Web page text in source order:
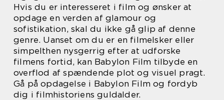
Hvis du er interesseret i film og ønsker at
opdage en verden af glamour og
sofistikation, skal du ikke gå glip af denne
genre. Uanset om du er en filmelsker eller
simpelthen nysgerrig efter at udforske
filmens fortid, kan Babylon Film tilbyde en
overflod af spændende plot og visuel pragt.
Gå på opdagelse i Babylon Film og fordyb
dig i filmhistoriens guldalder.